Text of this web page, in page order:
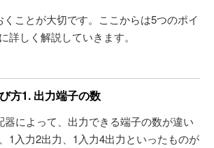
ことが大切です。ここからは5つのポイ
詳しく解説していきます。
方1. 出力端子の数
によって、出力できる端子の数が違い
1入力2出力、1入力4出力といったものが